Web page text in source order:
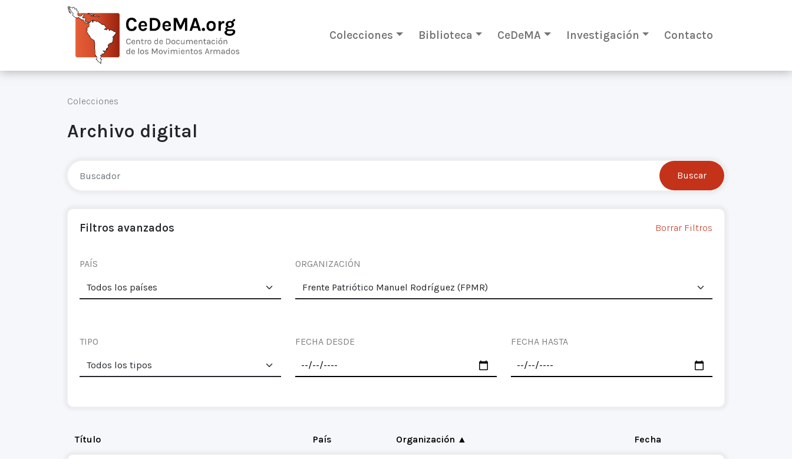
Colecciones Biblioteca CeDeMA Investigación Contacto
Colecciones
Archivo digital
Filtros avanzados Borrar Filtros
PAÍS ORGANIZACIÓN
TIPO FECHA DESDE FECHA HASTA
Título País Organización ▲ Fecha